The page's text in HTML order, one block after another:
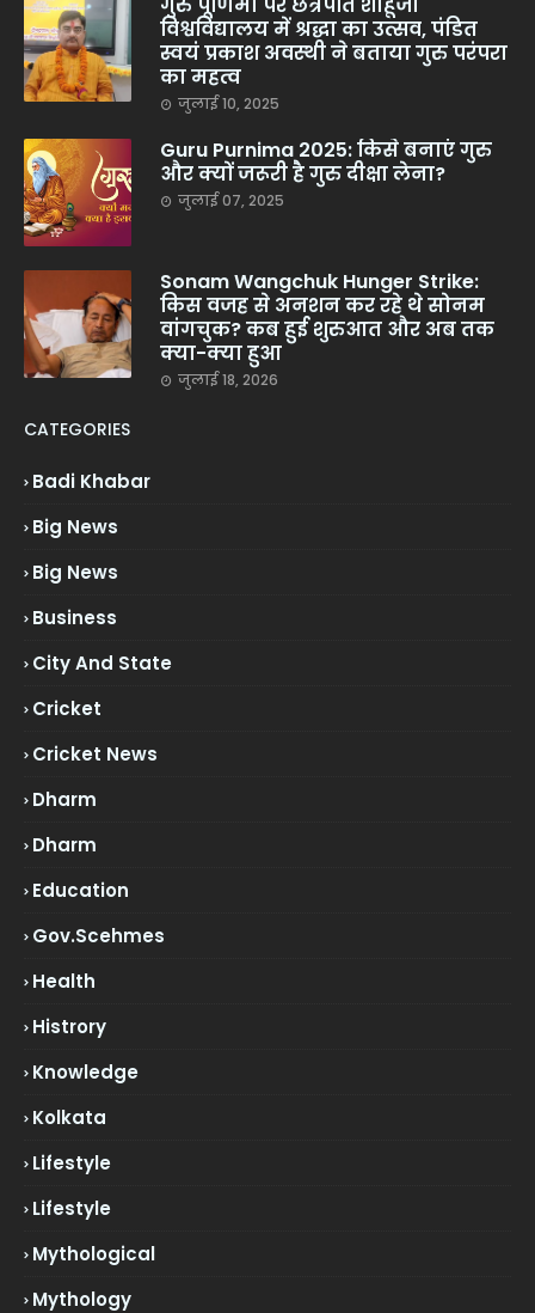
विश्वविद्यालय में श्रद्धा का उत्सव, पंडित
स्वयं प्रकाश अवस्थी ने बताया गुरु परंपरा
का महत्व
जुलाई 10, 2025
Guru Purnima 2025: किसे बनाएं गुरु
और क्यों जरूरी है गुरु दीक्षा लेना?
जुलाई 07, 2025
Sonam Wangchuk Hunger Strike:
किस वजह से अनशन कर रहे थे सोनम
वांगचुक? कब हुई शुरुआत और अब तक
क्या-क्या हुआ
जुलाई 18, 2026
CATEGORIES
Badi Khabar
Big News
Big News
Business
City And State
Cricket
Cricket News
Dharm
Dharm
Education
Gov.scehmes
Health
Histrory
Knowledge
Kolkata
Lifestyle
Lifestyle
Mythological
Mythology